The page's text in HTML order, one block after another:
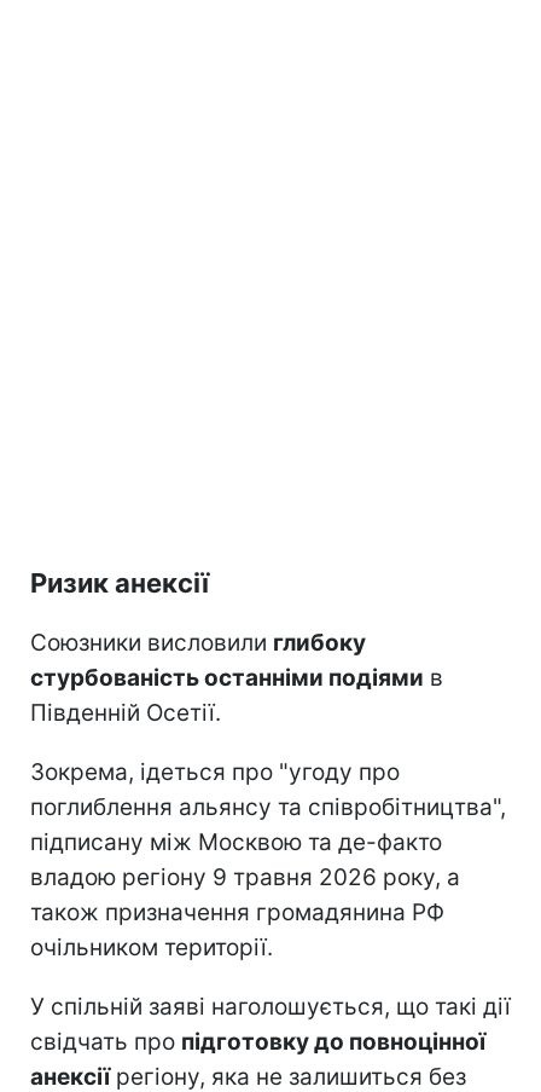
Ризик анексії
Союзники висловили глибоку
стурбованість останніми подіями в
Південній Осетії.
Зокрема, ідеться про "угоду про
поглиблення альянсу та співробітництва",
підписану між Москвою та де-факто
владою регіону 9 травня 2026 року, а
також призначення громадянина РФ
очільником території.
У спільній заяві наголошується, що такі дії
свідчать про підготовку до повноцінної
анексіїрегіону, яка не залишиться без